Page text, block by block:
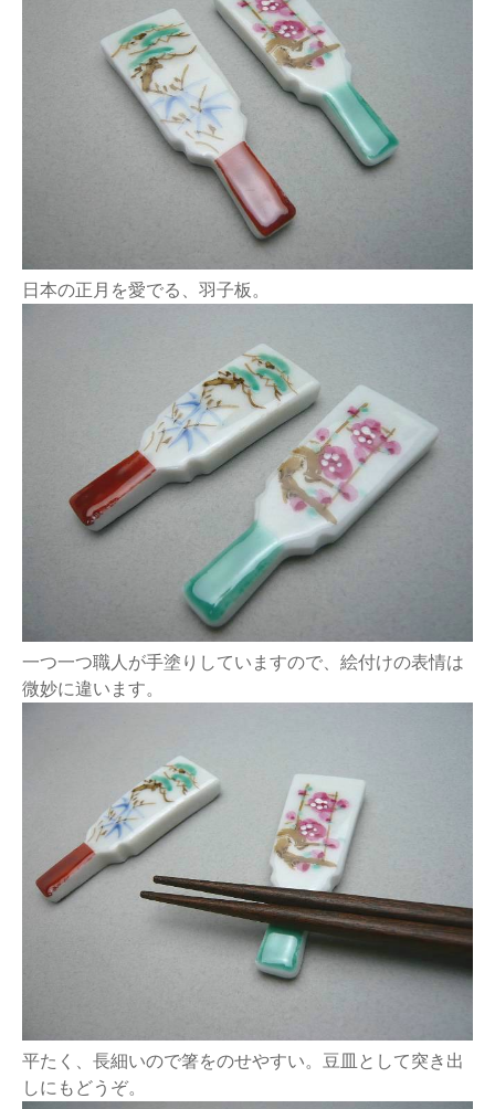
日本の正月を愛でる、羽子板。
一つ一つ職人が手塗りしていますので、絵付けの表情は
微妙に違います。
平たく、長細いので箸をのせやすい。豆皿として突き出
しにもどうぞ。